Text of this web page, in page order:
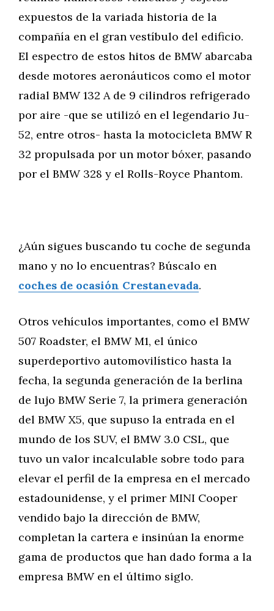
expuestos de la variada historia de la
compañía en el gran vestíbulo del edificio.
El espectro de estos hitos de BMW abarcaba
desde motores aeronáuticos como el motor
radial BMW 132 A de 9 cilindros refrigerado
por aire -que se utilizó en el legendario Ju-
52, entre otros- hasta la motocicleta BMW R
32 propulsada por un motor bóxer, pasando
por el BMW 328 y el Rolls-Royce Phantom.
¿Aún sigues buscando tu coche de segunda
mano y no lo encuentras? Búscalo en
coches de ocasión Crestanevada.
Otros vehículos importantes, como el BMW
507 Roadster, el BMW M1, el único
superdeportivo automovilístico hasta la
fecha, la segunda generación de la berlina
de lujo BMW Serie 7, la primera generación
del BMW X5, que supuso la entrada en el
mundo de los SUV, el BMW 3.0 CSL, que
tuvo un valor incalculable sobre todo para
elevar el perfil de la empresa en el mercado
estadounidense, y el primer MINI Cooper
vendido bajo la dirección de BMW,
completan la cartera e insinúan la enorme
gama de productos que han dado forma a la
empresa BMW en el último siglo.